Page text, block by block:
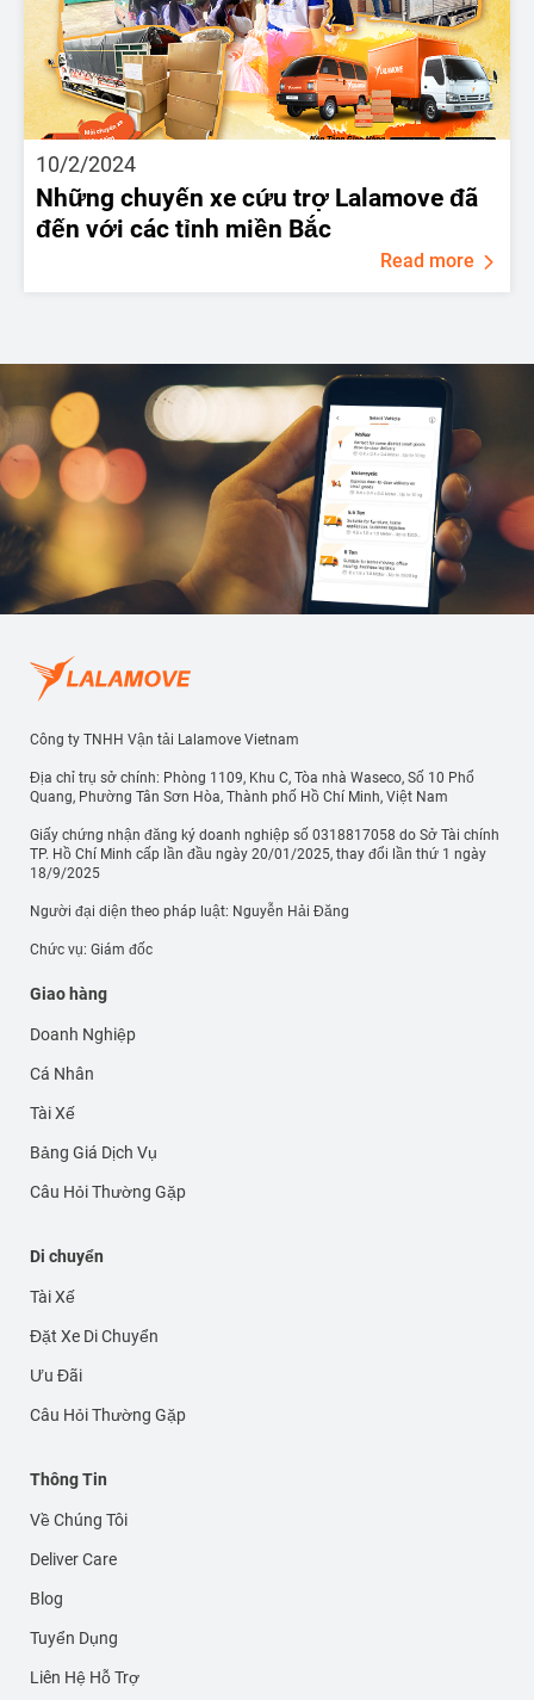
10/2/2024
Những chuyến xe cứu trợ Lalamove đã
đến với các tỉnh miền Bắc
Read more
Công ty TNHH Vận tải Lalamove Vietnam
Địa chỉ trụ sở chính: Phòng 1109, Khu C, Tòa nhà Waseco, Số 10 Phổ
Quang, Phường Tân Sơn Hòa, Thành phố Hồ Chí Minh, Việt Nam
Giấy chứng nhận đăng ký doanh nghiệp số 0318817058 do Sở Tài chính
TP. Hồ Chí Minh cấp lần đầu ngày 20/01/2025, thay đổi lần thứ 1 ngày
18/9/2025
Người đại diện theo pháp luật: Nguyễn Hải Đăng
Chức vụ: Giám đốc
Giao hàng
Doanh Nghiệp
Cá Nhân
Tài Xế
Bảng Giá Dịch Vụ
Câu Hỏi Thường Gặp
Di chuyển
Tài Xế
Đặt Xe Di Chuyển
Ưu Đãi
Câu Hỏi Thường Gặp
Thông Tin
Về Chúng Tôi
Deliver Care
Blog
Tuyển Dụng
Liên Hệ Hỗ Trợ